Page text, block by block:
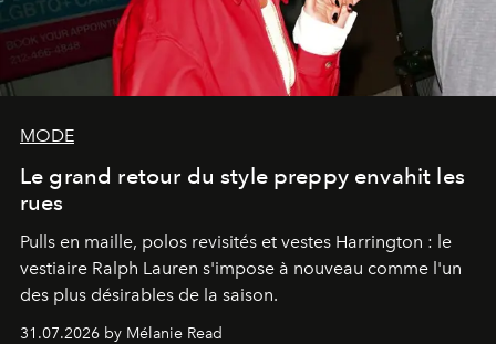
MODE
Le grand retour du style preppy envahit les
rues
Pulls en maille, polos revisités et vestes Harrington : le
vestiaire Ralph Lauren s'impose à nouveau comme l'un
des plus désirables de la saison.
31.07.2026 by Mélanie Read